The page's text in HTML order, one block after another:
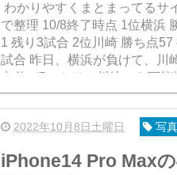
わかりやすくまとまってるサ
で整理 10/8終了時点 1位横浜
1 残り3試合 2位川崎 勝ち点
試合 昨日、横浜が負けて、川
点差が5となり、川崎にも可能
す。 残り3試合で川崎が...
2022年10月8日土曜日 写
iPhone14 Pro Max